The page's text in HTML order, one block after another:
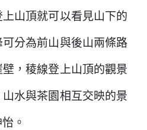
山頂就可以看見山下的
分為前山與後山兩條路
，稜線登上山頂的觀景
水與茶園相互交映的景
。